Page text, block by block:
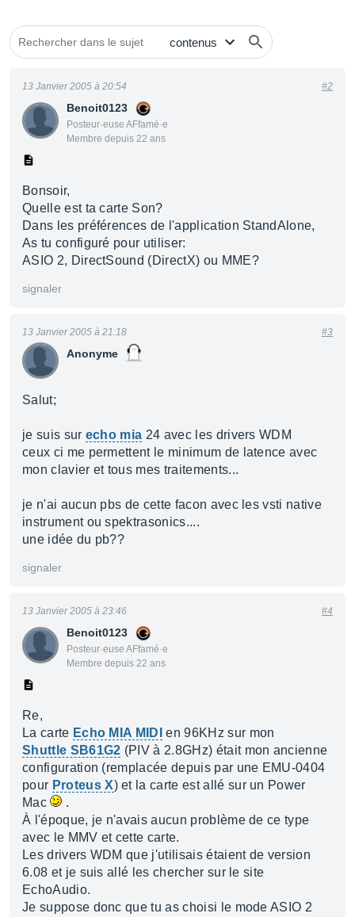
Benoit0123
Posteur·euse AFfamé·e
Membre depuis 22 ans
13 Janvier 2005 à 20:54 #2
Bonsoir,
Quelle est ta carte Son?
Dans les préférences de l'application StandAlone,
As tu configuré pour utiliser:
ASIO 2, DirectSound (DirectX) ou MME?
signaler
Anonyme
13 Janvier 2005 à 21:18 #3
Salut;
je suis sur echo mia 24 avec les drivers WDM
ceux ci me permettent le minimum de latence avec
mon clavier et tous mes traitements...
je n'ai aucun pbs de cette facon avec les vsti native
instrument ou spektrasonics....
une idée du pb??
signaler
Benoit0123
Posteur·euse AFfamé·e
Membre depuis 22 ans
13 Janvier 2005 à 23:46 #4
Re,
La carte Echo MIA MIDI en 96KHz sur mon
Shuttle SB61G2 (PIV à 2.8GHz) était mon ancienne
configuration (remplacée depuis par une EMU-0404
pour Proteus X) et la carte est allé sur un Power
Mac
.
À l'époque, je n'avais aucun problème de ce type
avec le MMV et cette carte.
Les drivers WDM que j'utilisais étaient de version
6.08 et je suis allé les chercher sur le site
EchoAudio.
Je suppose donc que tu as choisi le mode ASIO 2